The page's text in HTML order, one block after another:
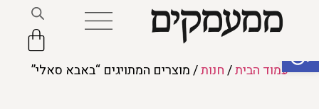
פתח סרגל נגישות
עמוד הבית/חנות/ מוצרים המתויגים “באבא סאלי”